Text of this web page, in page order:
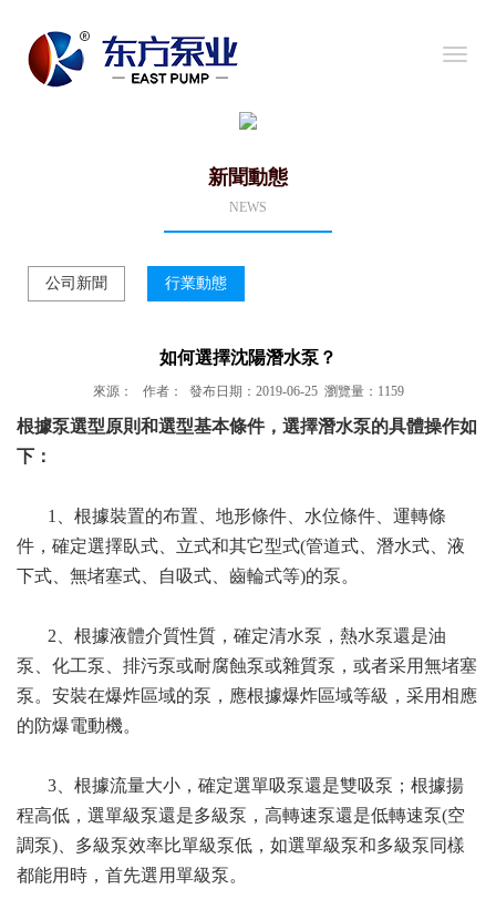
導
新聞動態
NEWS
公司新聞 行業動態
如何選擇沈陽潛水泵？
來源： 作者： 發布日期：2019-06-25 瀏覽量：1159
根據泵選型原則和選型基本條件，選擇潛水泵的具體操作如
下：
1、根據裝置的布置、地形條件、水位條件、運轉條
件，確定選擇臥式、立式和其它型式(管道式、潛水式、液
下式、無堵塞式、自吸式、齒輪式等)的泵。
2、根據液體介質性質，確定清水泵，熱水泵還是油
泵、化工泵、排污泵或耐腐蝕泵或雜質泵，或者采用無堵塞
泵。安裝在爆炸區域的泵，應根據爆炸區域等級，采用相應
的防爆電動機。
3、根據流量大小，確定選單吸泵還是雙吸泵；根據揚
程高低，選單級泵還是多級泵，高轉速泵還是低轉速泵(空
調泵)、多級泵效率比單級泵低，如選單級泵和多級泵同樣
都能用時，首先選用單級泵。